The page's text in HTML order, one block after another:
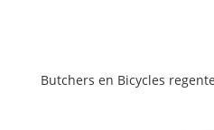
Butchers en Bicycles